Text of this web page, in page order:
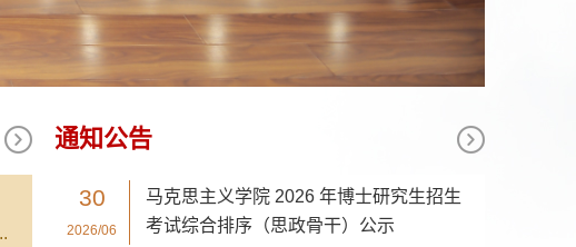
通知公告
30
马克思主义学院 2026 年博士研究生招生
考试综合排序（思政骨干）公示